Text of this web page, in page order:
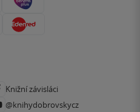
Knižní závisláci
@knihydobrovskycz